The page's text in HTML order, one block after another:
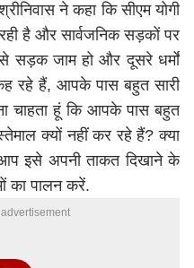
ने कहा कि सीएम योगी
है और सार्वजनिक सड़कों पर
सड़क जाम हो और दूसरे धर्मों
रहे हैं, आपके पास बहुत सारी
चाहता हूं कि आपके पास बहुत
क्यों नहीं कर रहे हैं? क्या
इसे अपनी ताकत दिखाने के
का पालन करें.